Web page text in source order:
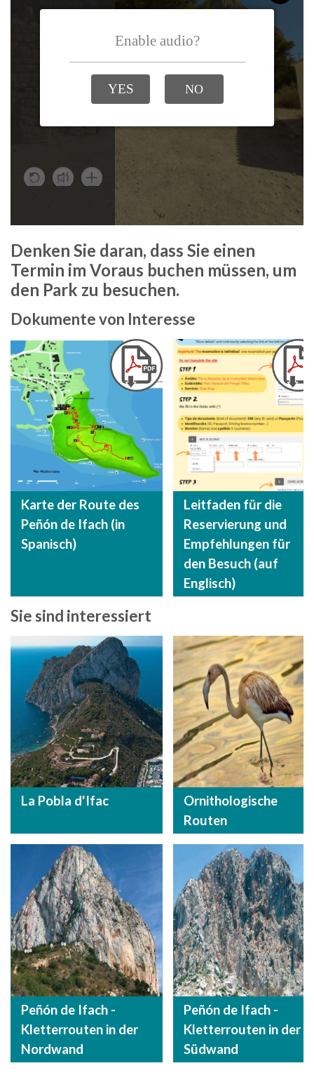
Denken Sie daran, dass Sie einen
Termin im Voraus buchen müssen, um
den Park zu besuchen.
Dokumente von Interesse
Karte der Route des
Peñón de Ifach (in
Spanisch)
Leitfaden für die
Reservierung und
Empfehlungen für
den Besuch (auf
Englisch)
Sie sind interessiert
La Pobla d'Ifac
Ornithologische
Routen
Peñón de Ifach -
Kletterrouten in der
Nordwand
Peñón de Ifach -
Kletterrouten in der
Südwand